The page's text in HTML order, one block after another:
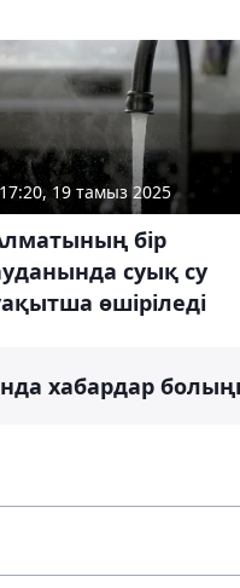
17:20, 19 тамыз 2025
бір
суық су
өшіріледі
хабардар